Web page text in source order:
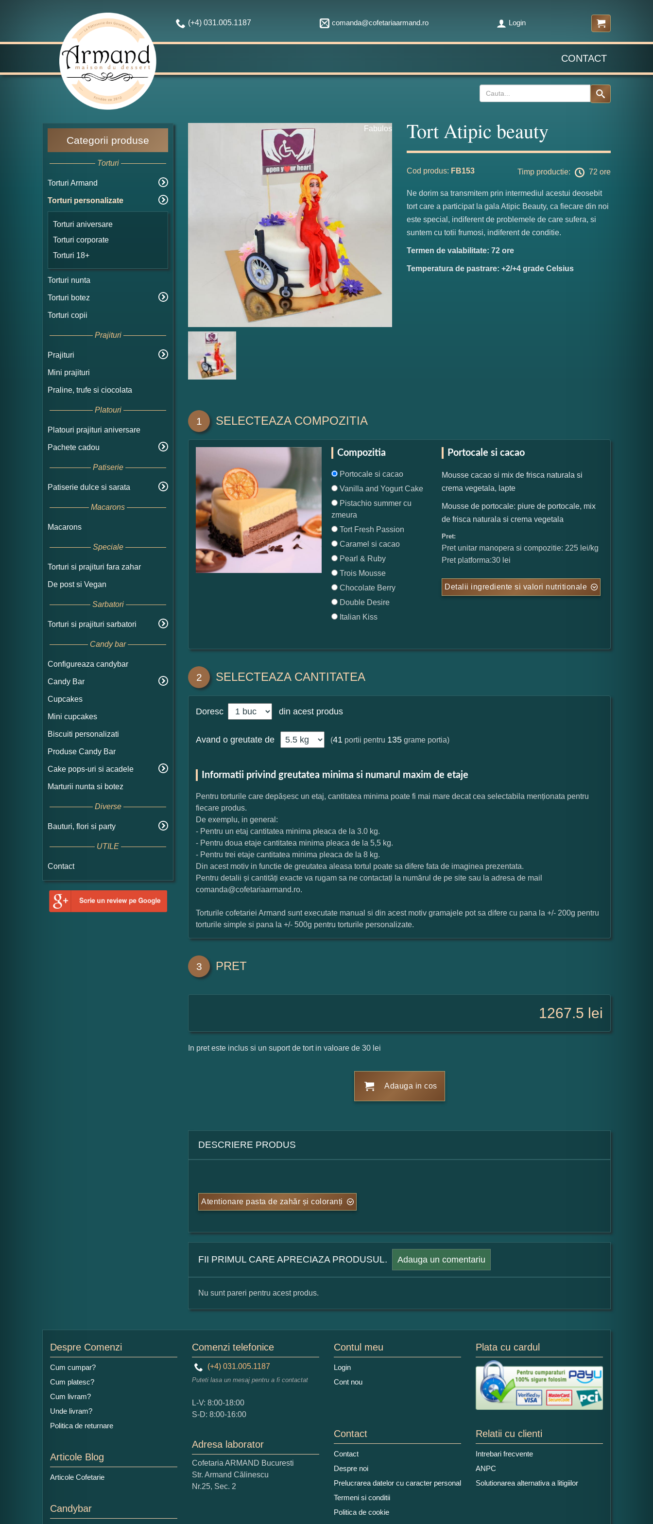
(+4) 031.005.1187 comanda@cofetariaarmand.ro Login
CONTACT
Categorii produse
Torturi
Torturi Armand
Torturi personalizate
Torturi aniversare
Torturi corporate
Torturi 18+
Torturi nunta
Torturi botez
Torturi copii
Prajituri
Prajituri
Mini prajituri
Praline, trufe si ciocolata
Platouri
Platouri prajituri aniversare
Pachete cadou
Patiserie
Patiserie dulce si sarata
Macarons
Macarons
Speciale
Torturi si prajituri fara zahar
De post si Vegan
Sarbatori
Torturi si prajituri sarbatori
Candy bar
Configureaza candybar
Candy Bar
Cupcakes
Mini cupcakes
Biscuiti personalizati
Produse Candy Bar
Cake pops-uri si acadele
Marturii nunta si botez
Diverse
Bauturi, flori si party
UTILE
Contact
Fabulos Tort Atipic beauty
Cod produs: FB153 Timp productie: 72 ore
Ne dorim sa transmitem prin intermediul acestui deosebit
tort care a participat la gala Atipic Beauty, ca fiecare din noi
este special, indiferent de problemele de care sufera, si
suntem cu totii frumosi, indiferent de conditie.
Termen de valabilitate: 72 ore
Temperatura de pastrare: +2/+4 grade Celsius
1 SELECTEAZA COMPOZITIA
Compozitia
Portocale si cacao
Vanilla and Yogurt Cake
Pistachio summer cu
zmeura
Tort Fresh Passion
Caramel si cacao
Pearl & Ruby
Trois Mousse
Chocolate Berry
Double Desire
Italian Kiss
Portocale si cacao
Mousse cacao si mix de frisca naturala si
crema vegetala, lapte
Mousse de portocale: piure de portocale, mix
de frisca naturala si crema vegetala
Pret:
Pret unitar manopera si compozitie: 225 lei/kg
Pret platforma:30 lei
Detalii ingrediente si valori nutritionale
2 SELECTEAZA CANTITATEA
Doresc din acest produs
Avand o greutate de (41 portii pentru 135 grame portia)
Informatii privind greutatea minima si numarul maxim de etaje
Pentru torturile care depășesc un etaj, cantitatea minima poate fi mai mare decat cea selectabila menționata pentru
fiecare produs.
De exemplu, in general:
- Pentru un etaj cantitatea minima pleaca de la 3.0 kg.
- Pentru doua etaje cantitatea minima pleaca de la 5,5 kg.
- Pentru trei etaje cantitatea minima pleaca de la 8 kg.
Din acest motiv in functie de greutatea aleasa tortul poate sa difere fata de imaginea prezentata.
Pentru detalii și cantități exacte va rugam sa ne contactați la numărul de pe site sau la adresa de mail
comanda@cofetariaarmand.ro.
Torturile cofetariei Armand sunt executate manual si din acest motiv gramajele pot sa difere cu pana la +/- 200g pentru
torturile simple si pana la +/- 500g pentru torturile personalizate.
3 PRET
1267.5 lei
In pret este inclus si un suport de tort in valoare de 30 lei
Adauga in cos
DESCRIERE PRODUS
Atentionare pasta de zahăr și coloranți
FII PRIMUL CARE APRECIAZA PRODUSUL. Adauga un comentariu
Numele dumneavoastra:
Adaugati o parere despre acest produs:
Ce nota acordati acestui produs?
1 2 3
Nu tocmai bun
Nu sunt pareri pentru acest produs.
Despre Comenzi
Cum cumpar?
Cum platesc?
Cum livram?
Unde livram?
Politica de returnare
Articole Blog
Articole Cofetarie
Candybar
Comenzi telefonice
(+4) 031.005.1187
Puteti lasa un mesaj pentru a fi contactat
L-V: 8:00-18:00
S-D: 8:00-16:00
Adresa laborator
Cofetaria ARMAND Bucuresti
Str. Armand Călinescu
Nr.25, Sec. 2
Contul meu
Login
Cont nou
Plata cu cardul
Contact
Contact
Despre noi
Prelucrarea datelor cu caracter personal
Termeni si conditii
Politica de cookie
Relatii cu clienti
Intrebari frecvente
ANPC
Solutionarea alternativa a litigiilor